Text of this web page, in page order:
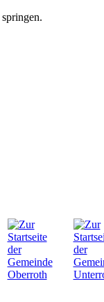
springen.